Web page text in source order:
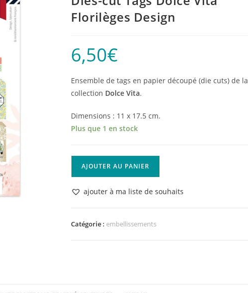
Florilèges Design
6,50€
Ensemble de tags en papier découpé (die cuts) de la
collection Dolce Vita.
Dimensions : 11 x 17.5 cm.
Plus que 1 en stock
Dies-
Dolce
AJOUTER AU PANIER
ajouter à ma liste de souhaits
Catégorie : embellissements